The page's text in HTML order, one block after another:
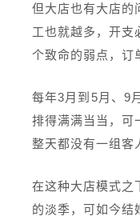
但大店也有大店的
工也就越多，开支
个致命的弱点，订
每年3月到5月、9
排得满满当当，可
整天都没有一组客
在这种大店模式之
的淡季，可如今结